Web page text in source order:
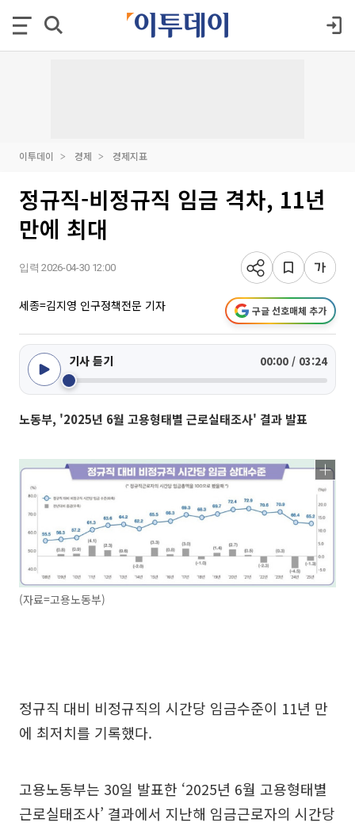
이투데이 경제 경제지표
정규직-비정규직 임금 격차, 11년
만에 최대
입력 2026-04-30 12:00
세종=김지영 인구정책전문 기자 구글 선호매체 추가
기사 듣기 00:00 / 03:24
노동부, '2025년 6월 고용형태별 근로실태조사' 결과 발표
(자료=고용노동부)
정규직 대비 비정규직의 시간당 임금수준이 11년 만
에 최저치를 기록했다.
고용노동부는 30일 발표한 ‘2025년 6월 고용형태별
근로실태조사’ 결과에서 지난해 임금근로자의 시간당